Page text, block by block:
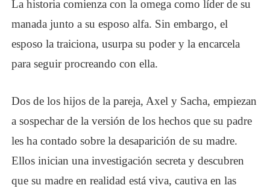
La historia comienza con la omega como líder de su
manada junto a su esposo alfa. Sin embargo, el
esposo la traiciona, usurpa su poder y la encarcela
para seguir procreando con ella.
Dos de los hijos de la pareja, Axel y Sacha, empiezan
a sospechar de la versión de los hechos que su padre
les ha contado sobre la desaparición de su madre.
Ellos inician una investigación secreta y descubren
que su madre en realidad está viva, cautiva en las